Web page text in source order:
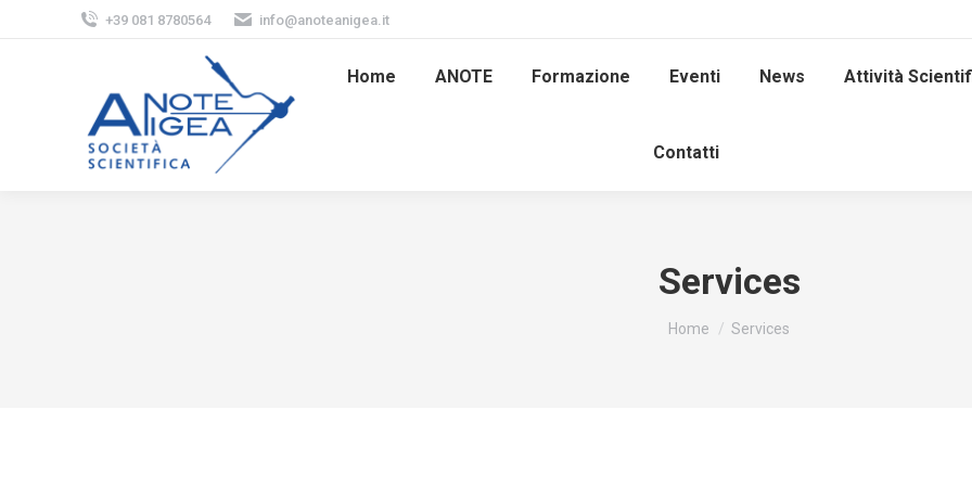
+39 081 8780564 info@anoteanigea.it
Home ANOTE Formazione Eventi News Attività
Contatti
Services
Tu sei qui:
Home Services